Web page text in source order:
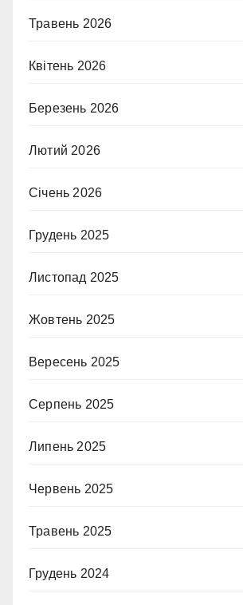
Травень 2026
Квітень 2026
Березень 2026
Лютий 2026
Січень 2026
Грудень 2025
Листопад 2025
Жовтень 2025
Вересень 2025
Серпень 2025
Липень 2025
Червень 2025
Травень 2025
Грудень 2024